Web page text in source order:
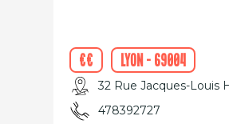
€€ Lyon - 69004
32 Rue Jacques-Louis
478392727